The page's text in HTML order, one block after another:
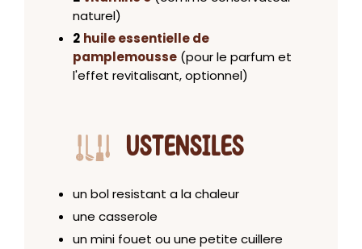
naturel)
2 huile essentielle de
pamplemousse (pour le parfum et
l'effet revitalisant, optionnel)
USTENSILES
un bol resistant a la chaleur
une casserole
un mini fouet ou une petite cuillere